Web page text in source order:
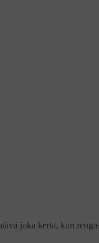
joka kerta, kun